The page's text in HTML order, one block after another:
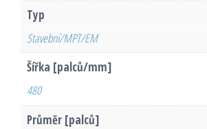
Typ
Stavební/MPT/EM
Šířka [palců/mm]
480
Průměr [palců]